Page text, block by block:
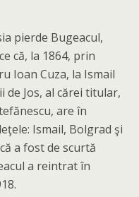
pierde Bugeacul,
că, la 1864, prin
Ioan Cuza, la Ismail
Jos, al cărei titular,
are în
Ismail, Bolgrad şi
a fost de scurtă
a reintrat în